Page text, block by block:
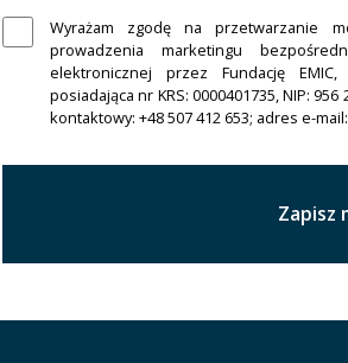
Wyrażam zgodę na przetwarzanie
prowadzenia marketingu
elektronicznej przez Fundację
posiadająca nr KRS: 0000401735, NIP:
kontaktowy: +48 507 412 653; adres e-